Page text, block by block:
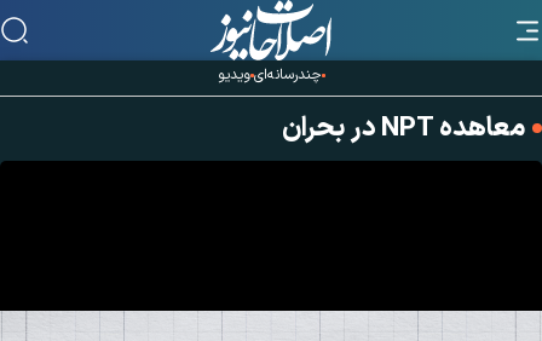
چندرسانه‌ایویدیو
معاهده NPT در بحران